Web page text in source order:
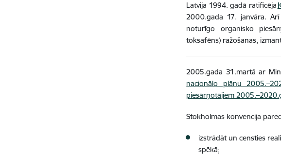
Latvija 1994. gadā ratificēja
2000.gada 17. janvāra.
noturīgo organisko
toksafēns) ražošanas,
2005.gada 31.martā ar
nacionālo plānu
piesārņotājiem
Stokholmas konvencija
izstrādāt un censties
spēkā;